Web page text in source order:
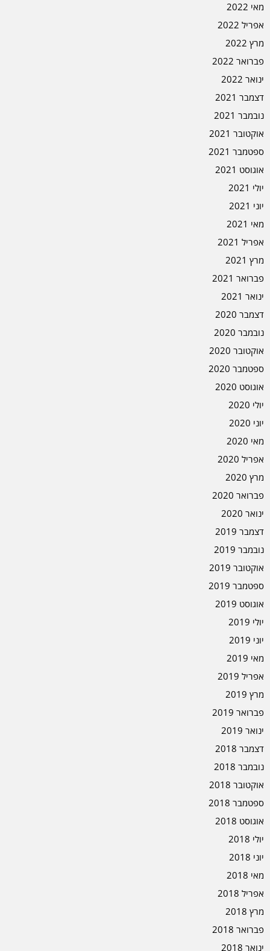
מאי 2022
אפריל 2022
מרץ 2022
פברואר 2022
ינואר 2022
דצמבר 2021
נובמבר 2021
אוקטובר 2021
ספטמבר 2021
אוגוסט 2021
יולי 2021
יוני 2021
מאי 2021
אפריל 2021
מרץ 2021
פברואר 2021
ינואר 2021
דצמבר 2020
נובמבר 2020
אוקטובר 2020
ספטמבר 2020
אוגוסט 2020
יולי 2020
יוני 2020
מאי 2020
אפריל 2020
מרץ 2020
פברואר 2020
ינואר 2020
דצמבר 2019
נובמבר 2019
אוקטובר 2019
ספטמבר 2019
אוגוסט 2019
יולי 2019
יוני 2019
מאי 2019
אפריל 2019
מרץ 2019
פברואר 2019
ינואר 2019
דצמבר 2018
נובמבר 2018
אוקטובר 2018
ספטמבר 2018
אוגוסט 2018
יולי 2018
יוני 2018
מאי 2018
אפריל 2018
מרץ 2018
פברואר 2018
ינואר 2018